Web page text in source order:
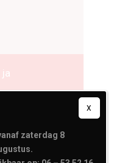
ja
9
zaterdag 8
X